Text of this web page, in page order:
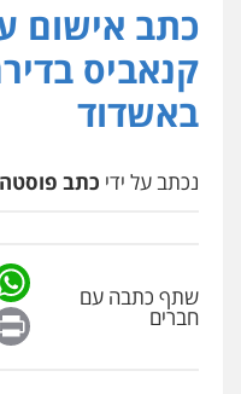
קנאביס
באשדוד
נכתב על ידי כתב פוסטה
שתף כתבה עם
חברים